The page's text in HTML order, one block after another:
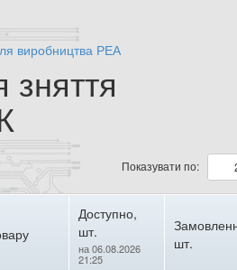
виробництва РЕА
зняття
Показувати по:
Доступно,
шт.
на 06.08.2026
21:25
шт.